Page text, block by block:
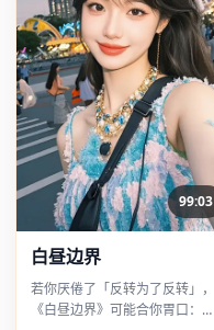
99:03
白昼边界
若你厌倦了「反转为了反转」，
《白昼边界》可能合你胃口：它